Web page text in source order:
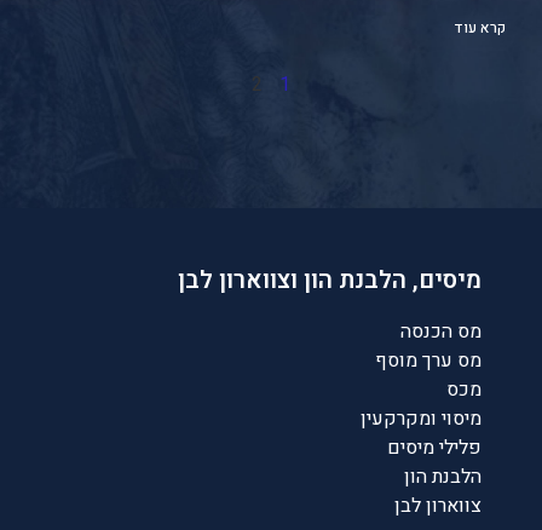
קרא עוד
1
2
מיסים, הלבנת הון וצווארון לבן
מס הכנסה
מס ערך מוסף
מכס
מיסוי ומקרקעין
פלילי מיסים
הלבנת הון
צווארון לבן